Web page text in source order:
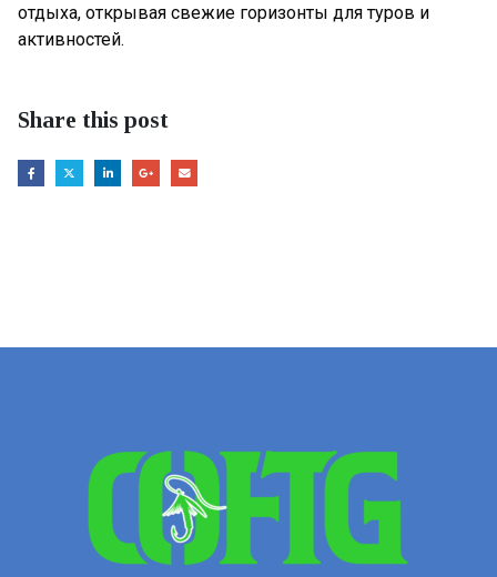
отдыха, открывая свежие горизонты для туров и
активностей.
Share this post